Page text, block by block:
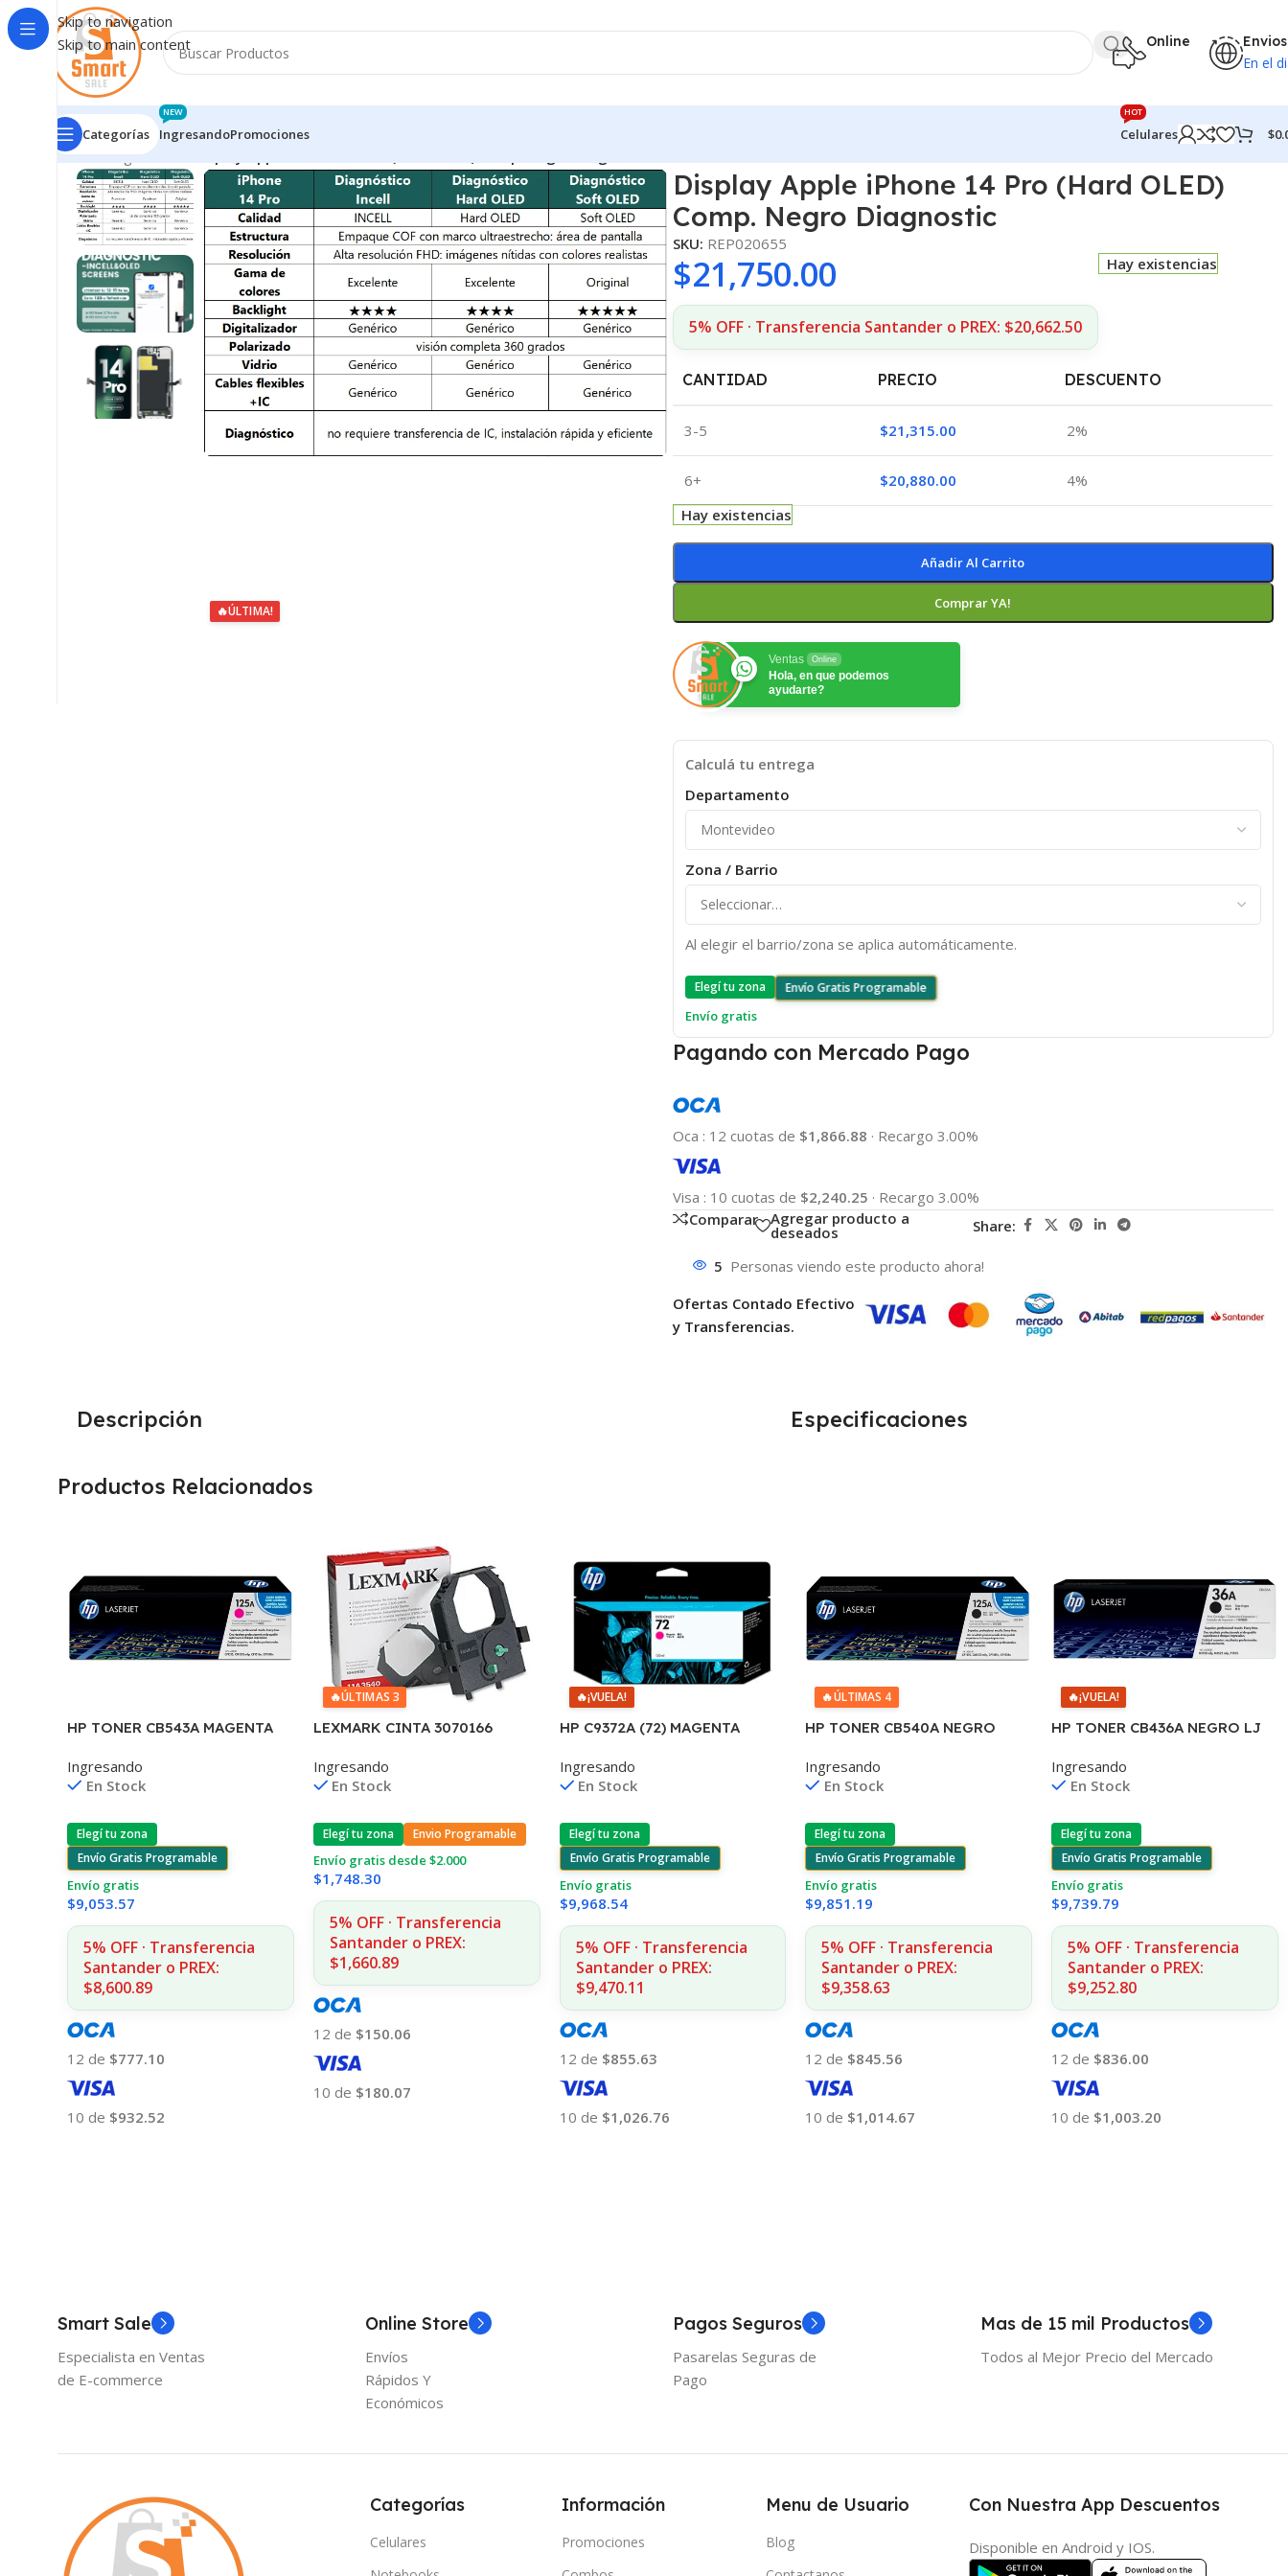
Skip to navigation
Skip to main content
Online Envios
En el
Categorías Ingresando
NEW
Promociones Celulares
HOT
$
Inicio/Ingresando
🔥ÚLTIMA!
Display Apple iPhone 14 Pro (Hard OLED)
Comp. Negro Diagnostic
SKU: REP020655
$21,750.00
5% OFF · Transferencia Santander o PREX: $20,662.50
Hay existencias
CANTIDAD PRECIO DESCUENTO
3-5 $21,315.00 2%
6+ $20,880.00
4%
Hay existencias
Añadir Al Carrito
Comprar YA!
Ventas Online
Hola, en que podemos
ayudarte?
Calculá tu entrega
Departamento
Zona / Barrio
Al elegir el barrio/zona se aplica automáticamente.
Elegí tu zona Envío Gratis Programable
Envío gratis
Pagando con Mercado Pago
Oca : 12 cuotas de $1,866.88 · Recargo 3.00%
Visa : 10 cuotas de $2,240.25 · Recargo 3.00%
Comparar
Agregar producto a
deseados Share:
5 Personas viendo este producto ahora!
Ofertas Contado Efectivo
y Transferencias.
Descripción Especificaciones
Productos Relacionados
HP TONER CB543A MAGENTA
1215/1515/1510/1312
Ingresando
En Stock
Elegí tu zona
Envío Gratis Programable
Envío gratis
$9,053.57
5% OFF · Transferencia
Santander o PREX:
$8,600.89
12 de $777.10
10 de $932.52
🔥ÚLTIMAS 3
LEXMARK CINTA 3070166
CPS 11A3540
Ingresando
En Stock
Elegí tu zona Envio Programable
Envío gratis desde $2.000
$1,748.30
5% OFF · Transferencia
Santander o PREX:
$1,660.89
12 de $150.06
10 de $180.07
🔥¡VUELA!
HP C9372A (72) MAGENTA
130ML UK
Ingresando
En Stock
Elegí tu zona
Envío Gratis Programable
Envío gratis
$9,968.54
5% OFF · Transferencia
Santander o PREX:
$9,470.11
12 de $855.63
10 de $1,026.76
🔥ÚLTIMAS 4
HP TONER CB540A NEGRO
1215/1515/1510/1312
Ingresando
En Stock
Elegí tu zona
Envío Gratis Programable
Envío gratis
$9,851.19
5% OFF · Transferencia
Santander o PREX:
$9,358.63
12 de $845.56
10 de $1,014.67
🔥¡VUELA!
HP TONER CB436A NEGRO LJ
COPIAS
Ingresando
En Stock
Elegí tu zona
Envío Gratis Programable
Envío gratis
$9,739.79
5% OFF · Transferencia
Santander o PREX:
$9,252.80
12 de $836.00
10 de $1,003.20
Smart Sale
Especialista en Ventas
de E-commerce
Online Store
Envíos
Rápidos Y
Económicos
Pagos Seguros
Pasarelas Seguras de
Pago
Mas de 15 mil Productos
Todos al Mejor Precio del Mercado
Categorías
Celulares
Información
Promociones
Menu de Usuario
Blog
Con Nuestra App Descuentos
Disponible en Android y IOS.